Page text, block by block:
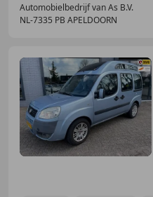
Automobielbedrijf van As B.V.
NL-7335 PB APELDOORN